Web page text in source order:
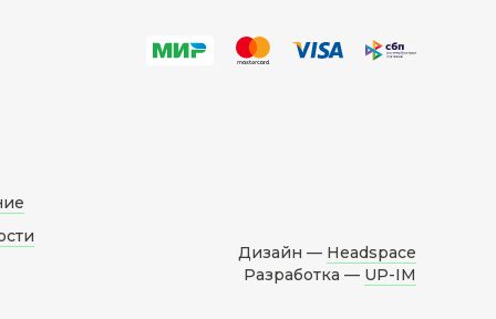
Дизайн — Headspace
Разработка — UP-IM